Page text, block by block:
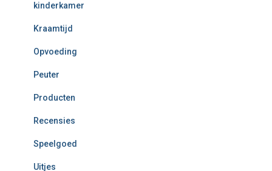
kinderkamer
Kraamtijd
Opvoeding
Peuter
Producten
Recensies
Speelgoed
Uitjes